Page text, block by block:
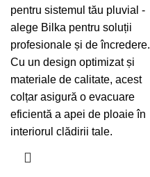
pentru sistemul tău pluvial -
alege Bilka pentru soluții
profesionale și de încredere.
Cu un design optimizat și
materiale de calitate, acest
colțar asigură o evacuare
eficientă a apei de ploaie în
interiorul clădirii tale.